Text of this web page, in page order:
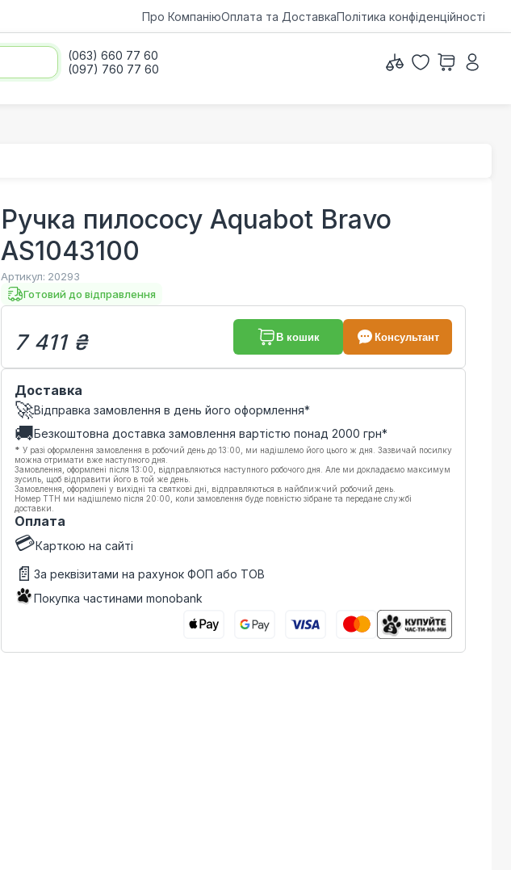
Про КомпаніюОплата та ДоставкаПолітика конфіденційності
(063) 660 77 60
(097) 760 77 60
Ручка пилососу Aquabot Bravo
AS1043100
Артикул: 20293
Готовий до відправлення
7 411 ₴ В кошик Консультант
Доставка
🚀Відправка замовлення в день його оформлення*
🚚Безкоштовна доставка замовлення вартістю понад 2000 грн*
* У разі оформлення замовлення в робочий день до 13:00, ми надішлемо його цього ж дня. Зазвичай посилку
можна отримати вже наступного дня.
Замовлення, оформлені після 13:00, відправляються наступного робочого дня. Але ми докладаємо максимум
зусиль, щоб відправити його в той же день.
Замовлення, оформлені у вихідні та святкові дні, відправляються в найближчий робочий день.
Номер ТТН ми надішлемо після 20:00, коли замовлення буде повністю зібране та передане службі
доставки.
Оплата
💳Карткою на сайті
📄 За реквізитами на рахунок ФОП або ТОВ
Покупка частинами monobank